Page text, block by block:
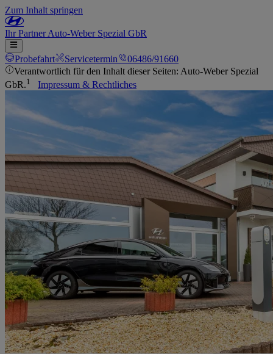
Zum Inhalt springen
IhrPartnerAuto-Weber Spezial GbR
Probefahrt Servicetermin
06486/91660
Verantwortlich für den Inhalt dieser Seiten: Auto-Weber Spezial
GbR.1 Impressum & Rechtliches